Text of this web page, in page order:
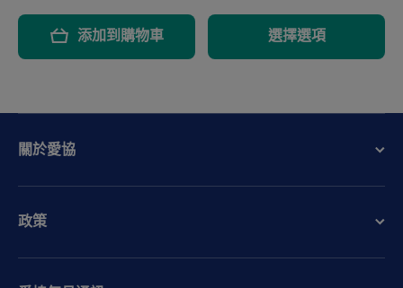
添加到購物車 選擇選項
關於愛協
政策